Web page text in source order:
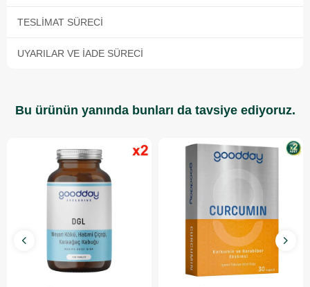
TESLIMAT SÜRECI
UYARILAR VE İADE SÜRECI
Bu ürünün yanında bunları da tavsiye ediyoruz.